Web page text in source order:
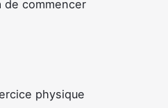
de commencer
physique